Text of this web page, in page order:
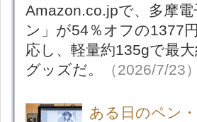
Amazon.co.jpで、多摩
ン」が54％オフの1377
応し、軽量約135gで最
グッズだ。
（2026/7/23）
ある日のペン